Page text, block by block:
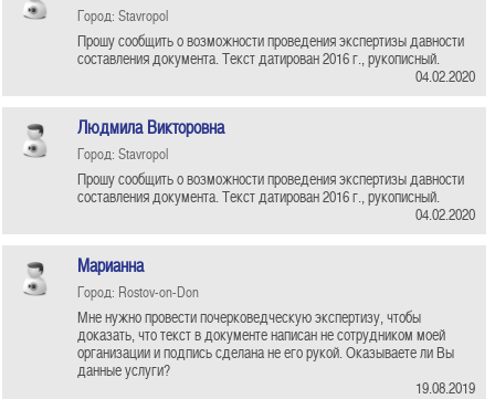
Город: Stavropol
Прошу сообщить о возможности проведения экспертизы давности
составления документа. Текст датирован 2016 г., рукописный.
04.02.2020
Людмила Викторовна
Город: Stavropol
Прошу сообщить о возможности проведения экспертизы давности
составления документа. Текст датирован 2016 г., рукописный.
04.02.2020
Марианна
Город: Rostov-on-Don
Мне нужно провести почерковедческую экспертизу, чтобы
доказать, что текст в документе написан не сотрудником моей
организации и подпись сделана не его рукой. Оказываете ли Вы
данные услуги?
19.08.2019